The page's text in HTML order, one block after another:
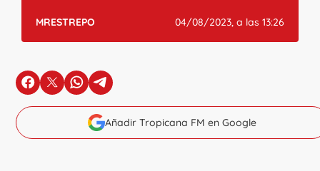
MRESTREPO 04/08/2023, a las 13:26
en Facebook
en Xen Whatsapp
en Telegram
Añadir Tropicana FM en Google